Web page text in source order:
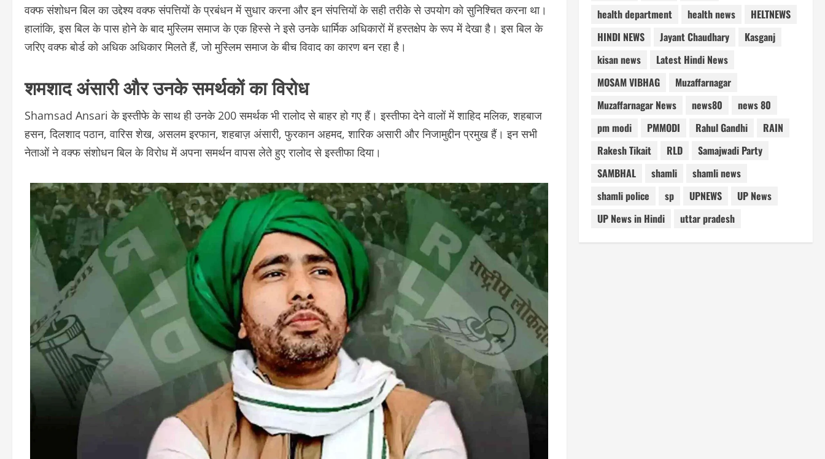
वक्फ संशोधन बिल का उद्देश्य वक्फ संपत्तियों के प्रबंधन में सुधार करना और इन संपत्तियों के सही तरीके से उपयोग को सुनिश्चित करना था।
हालांकि, इस बिल के पास होने के बाद मुस्लिम समाज के एक हिस्से ने इसे उनके धार्मिक अधिकारों में हस्तक्षेप के रूप में देखा है। इस बिल के
जरिए वक्फ बोर्ड को अधिक अधिकार मिलते हैं, जो मुस्लिम समाज के बीच विवाद का कारण बन रहा है।
शमशाद अंसारी और उनके समर्थकों का विरोध
Shamsad Ansari के इस्तीफे के साथ ही उनके 200 समर्थक भी रालोद से बाहर हो गए हैं। इस्तीफा देने वालों में शाहिद मलिक, शहबाज
हसन, दिलशाद पठान, वारिस शेख, असलम इरफान, शहबाज़ अंसारी, फुरकान अहमद, शारिक असारी और निजामुद्दीन प्रमुख हैं। इन सभी
नेताओं ने वक्फ संशोधन बिल के विरोध में अपना समर्थन वापस लेते हुए रालोद से इस्तीफा दिया।
health department
health news
HELTNEWS
HINDI NEWS
Jayant Chaudhary
Kasganj
kisan news
Latest Hindi News
MOSAM VIBHAG
Muzaffarnagar
Muzaffarnagar News
news80
news 80
pm modi
PMMODI Rahul Gandhi
RAIN
Rakesh Tikait
RLD
Samajwadi Party
SAMBHAL
shamli
shamli news
shamli police
sp UPNEWS
UP News
UP News in Hindi
uttar pradesh